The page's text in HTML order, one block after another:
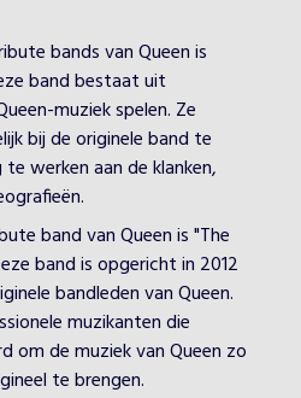
bands van Queen is
band bestaat uit
muziek spelen. Ze
bij de originele band te
werken aan de klanken,
band van Queen is "The
band is opgericht in 2012
bandleden van Queen.
muzikanten die
om de muziek van Queen zo
te brengen.